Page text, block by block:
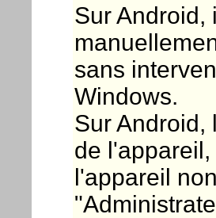
Sur Android,
sans
Windows.
Sur Android,
de
l'appareil